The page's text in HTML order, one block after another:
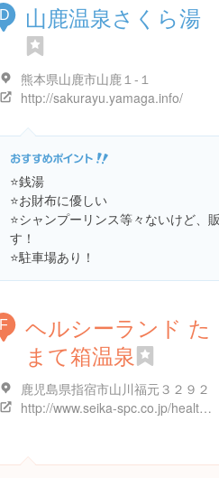
D 山鹿温泉さくら湯
熊本県山鹿市山鹿１-１
http://sakurayu.yamaga.info/
⭐️銭湯
⭐️お財布に優しい
⭐️シャンプーリンス等々ないけど、
す！
⭐️駐車場あり！
F
ヘルシーランド た
まて箱温泉
鹿児島県指宿市山川福元３２９２
http://www.seika-spc.co.jp/healthy/